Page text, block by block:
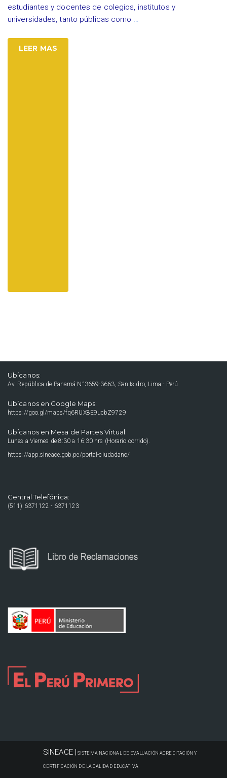
estudiantes y docentes de colegios, institutos y
universidades, tanto públicas como …
LEER MAS
Ubícanos:
Av. República de Panamá N°3659-3663, San Isidro, Lima - Perú
Ubícanos en Google Maps:
https://goo.gl/maps/fq6RUX8E9ucbZ9729
Ubícanos en Mesa de Partes Virtual:
Lunes a Viernes de 8:30 a 16:30 hrs (Horario corrido).
https://app.sineace.gob.pe/portal-ciudadano/
Central Telefónica:
(511) 6371122 - 6371123
SINEACE | SISTEMA NACIONAL DE EVALUACIÓN ACREDITACIÓN Y
CERTIFICACIÓN DE LA CALIDAD EDUCATIVA